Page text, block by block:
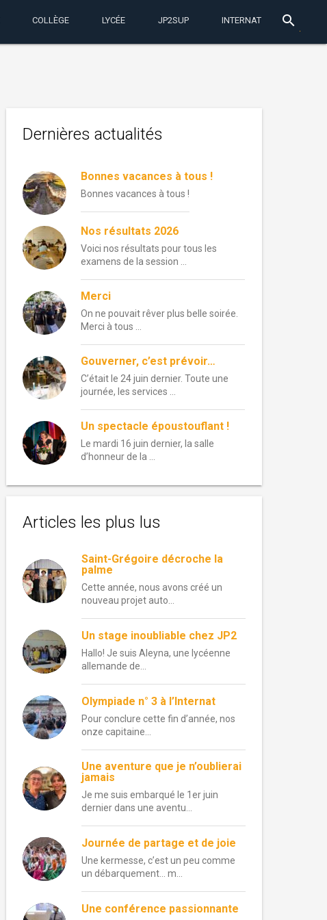
COLLÈGE LYCÉE JP2SUP INTERNAT search
Dernières actualités
Bonnes vacances à tous !
Bonnes vacances à tous !
Nos résultats 2026
Voici nos résultats pour tous les
examens de la session …
Merci
On ne pouvait rêver plus belle soirée.
Merci à tous …
Gouverner, c’est prévoir…
C’était le 24 juin dernier. Toute une
journée, les services …
Un spectacle époustouflant !
Le mardi 16 juin dernier, la salle
d’honneur de la …
Articles les plus lus
Saint-Grégoire décroche la
palme
Cette année, nous avons créé un
nouveau projet auto...
Un stage inoubliable chez JP2
Hallo! Je suis Aleyna, une lycéenne
allemande de...
Olympiade n° 3 à l’Internat
Pour conclure cette fin d’année, nos
onze capitaine...
Une aventure que je n’oublierai
jamais
Je me suis embarqué le 1er juin
dernier dans une aventu...
Journée de partage et de joie
Une kermesse, c’est un peu comme
un débarquement… m...
Une conférence passionnante